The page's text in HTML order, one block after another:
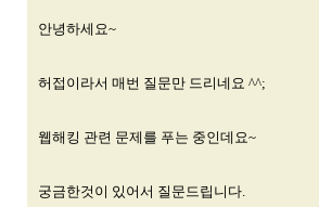
안녕하세요~
허접이라서 매번 질문만 드리네요 ^^;
웹해킹 관련 문제를 푸는 중인데요~
궁금한것이 있어서 질문드립니다.